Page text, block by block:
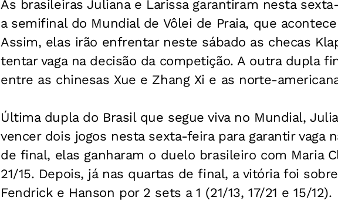
As brasileiras Juliana e Larissa garantiram nesta
a semifinal do Mundial de Vôlei de Praia, que
Assim, elas irão enfrentar neste sábado as checas
tentar vaga na decisão da competição. A outra dupla
entre as chinesas Xue e Zhang Xi e as norte-
Última dupla do Brasil que segue viva no Mundial,
vencer dois jogos nesta sexta-feira para garantir vaga
de final, elas ganharam o duelo brasileiro com Maria
21/15. Depois, já nas quartas de final, a vitória foi
Fendrick e Hanson por 2 sets a 1 (21/13, 17/21 e 15/12).